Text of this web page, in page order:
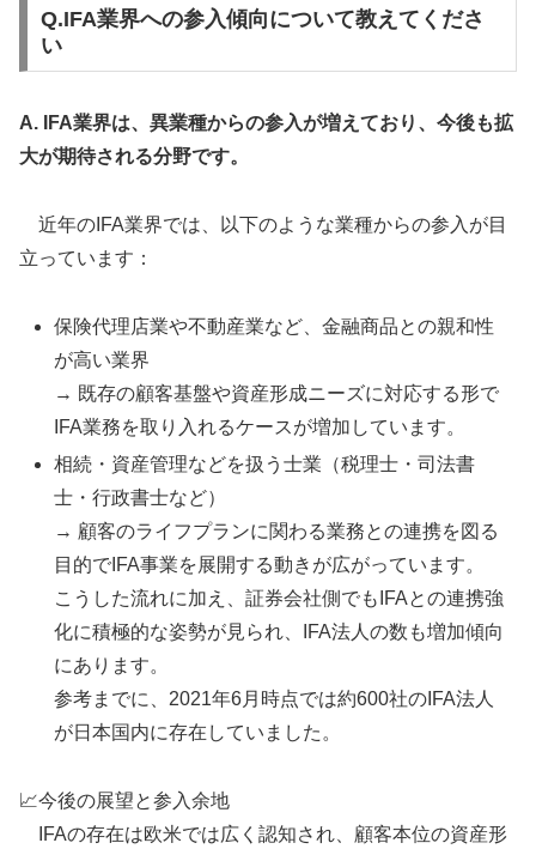
Q.IFA業界への参入傾向について教えてくださ
い
A. IFA業界は、異業種からの参入が増えており、今後も拡
大が期待される分野です。
近年のIFA業界では、以下のような業種からの参入が目
立っています：
保険代理店業や不動産業など、金融商品との親和性
が高い業界
→ 既存の顧客基盤や資産形成ニーズに対応する形で
IFA業務を取り入れるケースが増加しています。
相続・資産管理などを扱う士業（税理士・司法書
士・行政書士など）
→ 顧客のライフプランに関わる業務との連携を図る
目的でIFA事業を展開する動きが広がっています。
こうした流れに加え、証券会社側でもIFAとの連携強
化に積極的な姿勢が見られ、IFA法人の数も増加傾向
にあります。
参考までに、2021年6月時点では約600社のIFA法人
が日本国内に存在していました。
📈今後の展望と参入余地
IFAの存在は欧米では広く認知され、顧客本位の資産形